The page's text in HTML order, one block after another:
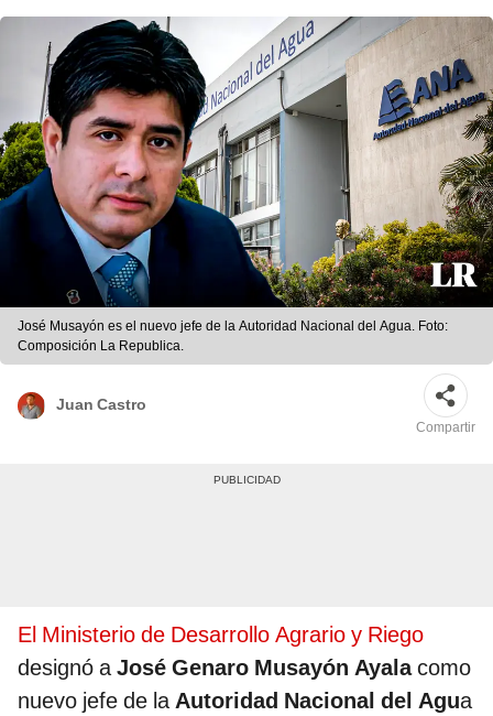
José Musayón es el nuevo jefe de la Autoridad Nacional del Agua. Foto:
Composición La Republica.
Juan Castro
Compartir
El Ministerio de Desarrollo Agrario y Riego
designó aJosé Genaro Musayón Ayalacomo
nuevo jefe de laAutoridad Nacional del Agua